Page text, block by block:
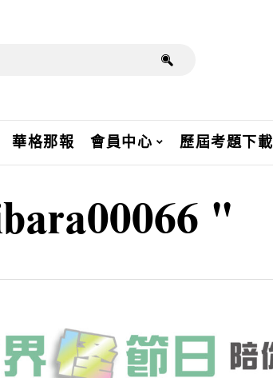
華格那報 會員中心 歷屆考題下載
"